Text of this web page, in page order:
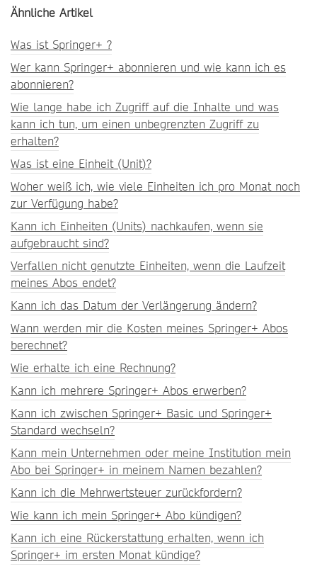
Ähnliche Artikel
Was ist Springer+ ?
Wer kann Springer+ abonnieren und wie kann ich es
abonnieren?
Wie lange habe ich Zugriff auf die Inhalte und was
kann ich tun, um einen unbegrenzten Zugriff zu
erhalten?
Was ist eine Einheit (Unit)?
Woher weiß ich, wie viele Einheiten ich pro Monat noch
zur Verfügung habe?
Kann ich Einheiten (Units) nachkaufen, wenn sie
aufgebraucht sind?
Verfallen nicht genutzte Einheiten, wenn die Laufzeit
meines Abos endet?
Kann ich das Datum der Verlängerung ändern?
Wann werden mir die Kosten meines Springer+ Abos
berechnet?
Wie erhalte ich eine Rechnung?
Kann ich mehrere Springer+ Abos erwerben?
Kann ich zwischen Springer+ Basic und Springer+
Standard wechseln?
Kann mein Unternehmen oder meine Institution mein
Abo bei Springer+ in meinem Namen bezahlen?
Kann ich die Mehrwertsteuer zurückfordern?
Wie kann ich mein Springer+ Abo kündigen?
Kann ich eine Rückerstattung erhalten, wenn ich
Springer+ im ersten Monat kündige?